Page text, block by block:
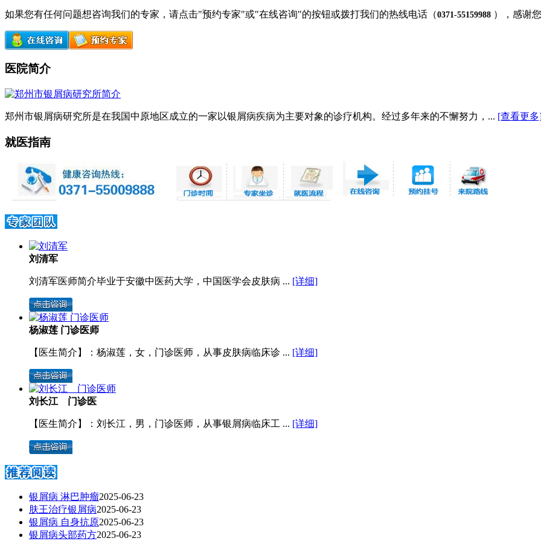
如果您有任何问题想咨询我们的专家，请点击"预约专家"或"在线咨询"的按钮或拨打我们的热线电话（0371-55159988 ），感谢
医院简介
郑州市银屑病研究所是在我国中原地区成立的一家以银屑病疾病为主要对象的诊疗机构。经过多年来的不懈努力，... [查看更
就医指南
刘清军
刘清军医师简介毕业于安徽中医药大学，中国医学会皮肤病 ... [详细]
杨淑莲 门诊医师
【医生简介】：杨淑莲，女，门诊医师，从事皮肤病临床诊 ... [详细]
刘长江 门诊医
【医生简介】：刘长江，男，门诊医师，从事银屑病临床工 ... [详细]
银屑病 淋巴肿瘤2025-06-23
肤王治疗银屑病2025-06-23
银屑病 自身抗原2025-06-23
银屑病头部药方2025-06-23